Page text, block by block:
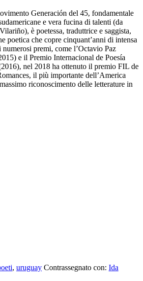
Generación del 45, fondamentale
e vera fucina di talenti (da
è poetessa, traduttrice e saggista,
poetica che copre cinquant’anni di intensa
premi, come l’Octavio Paz
e il Premio Internacional de Poesía
nel 2018 ha ottenuto il premio FIL de
il più importante dell’America
riconoscimento delle letterature in
, uruguay Contrassegnato con: Ida